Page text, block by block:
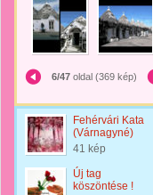
6/47 oldal (369 kép)
Fehérvári Kata
(Várnagyné)
41 kép
Új tag
köszöntése !